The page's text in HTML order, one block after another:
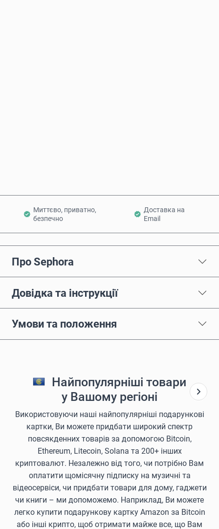
Миттєво, приватно,
безпечно
Доставка на
Email
Про Sephora
Довідка та інструкції
Умови та положення
Найпопулярніші товари
у Вашому регіоні
Використовуючи наші найпопулярніші подарункові
картки, Ви можете придбати широкий спектр
повсякденних товарів за допомогою Bitcoin,
Ethereum, Litecoin, Solana та 200+ інших
криптовалют. Незалежно від того, чи потрібно Вам
оплатити щомісячну підписку на музичні та
відеосервіси, чи придбати товари для дому, гаджети
чи книги – ми допоможемо. Наприклад, Ви можете
легко купити подарункову картку Amazon за Bitcoin
або інші крипто, щоб отримати майже все, що Вам